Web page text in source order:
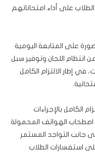
على أداء امتحاناتهم
على المتابعة اليومية
انتظام اللجان وتوفير سبل
في إطار الالتزام الكامل
الكامل بالإجراءات
اصطحاب الهواتف المحمولة
جانب التواجد المستمر
على استفسارات الطلاب